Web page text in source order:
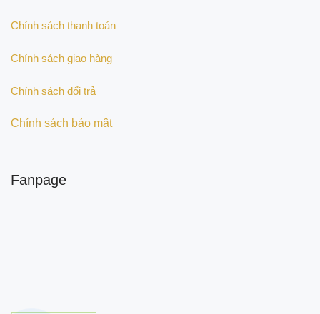
Chính sách thanh toán
Chính sách giao hàng
Chính sách đổi trả
Chính sách bảo mật
Fanpage